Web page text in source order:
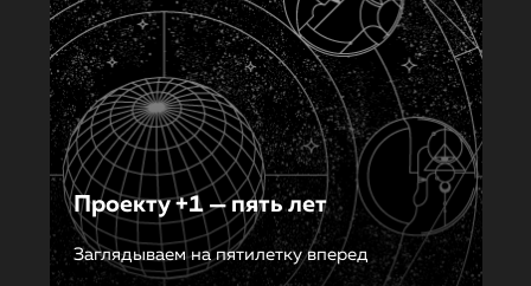
Проекту +1 — пять лет
Заглядываем на пятилетку вперед